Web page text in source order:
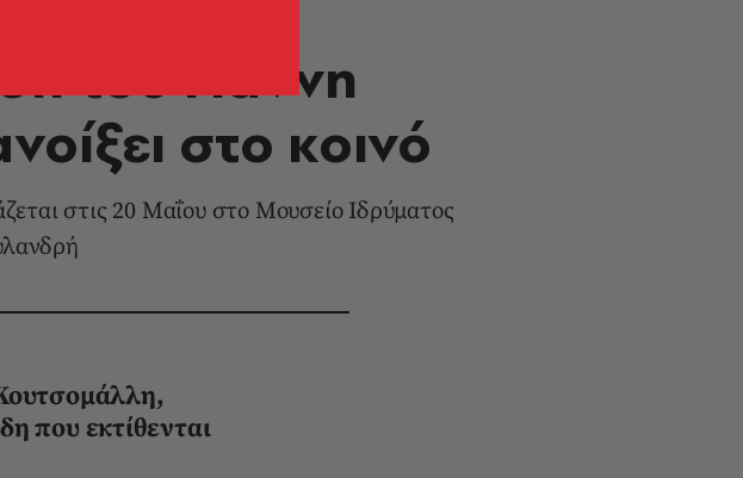
του Γιάννη
στο κοινό
στις 20 Μαΐου στο Μουσείο Ιδρύματος
που εκτίθενται